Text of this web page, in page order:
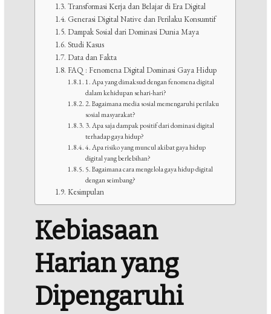
Transformasi Kerja dan Belajar di Era Digital
Generasi Digital Native dan Perilaku Konsumtif
Dampak Sosial dari Dominasi Dunia Maya
Studi Kasus
Data dan Fakta
FAQ : Fenomena Digital Dominasi Gaya Hidup
1. Apa yang dimaksud dengan fenomena digital
dalam kehidupan sehari-hari?
2. Bagaimana media sosial memengaruhi perilaku
sosial masyarakat?
3. Apa saja dampak positif dari dominasi digital
terhadap gaya hidup?
4. Apa risiko yang muncul akibat gaya hidup
digital yang berlebihan?
5. Bagaimana cara mengelola gaya hidup digital
dengan seimbang?
Kesimpulan
Kebiasaan
Harian yang
Dipengaruhi